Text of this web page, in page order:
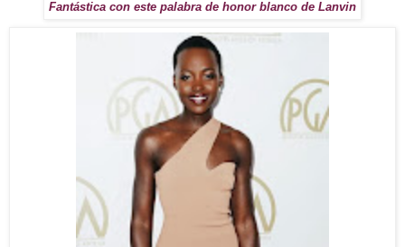
Fantástica con este palabra de honor blanco de Lanvin